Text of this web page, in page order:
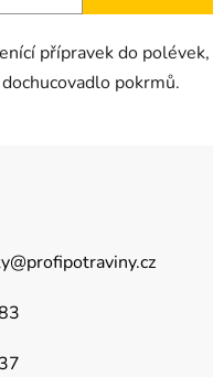
přípravek do
dochucovadlo pokrmů.
@profipotraviny.cz